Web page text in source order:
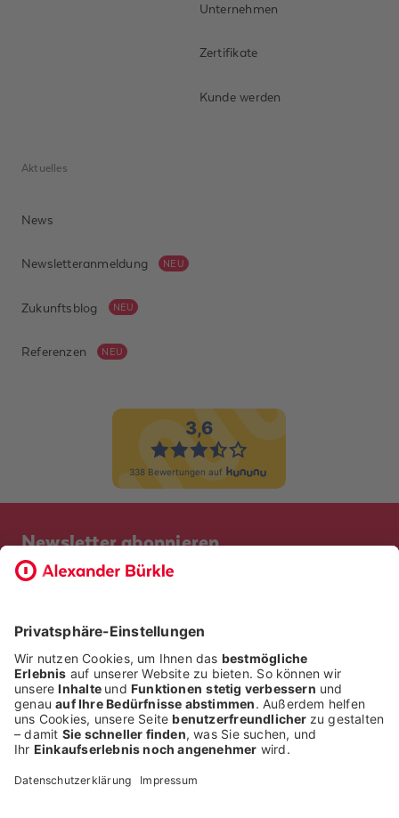
Unternehmen
Zertifikate
Kunde werden
Aktuelles
News
Newsletteranmeldung NEU
Zukunftsblog NEU
Referenzen NEU
Newsletter abonnieren
Bevor Sie sich anmelden, möchten wir wissen, ob Sie bereits
ICH BIN BEREITS KUNDE
ICH BIN KEIN KUNDE